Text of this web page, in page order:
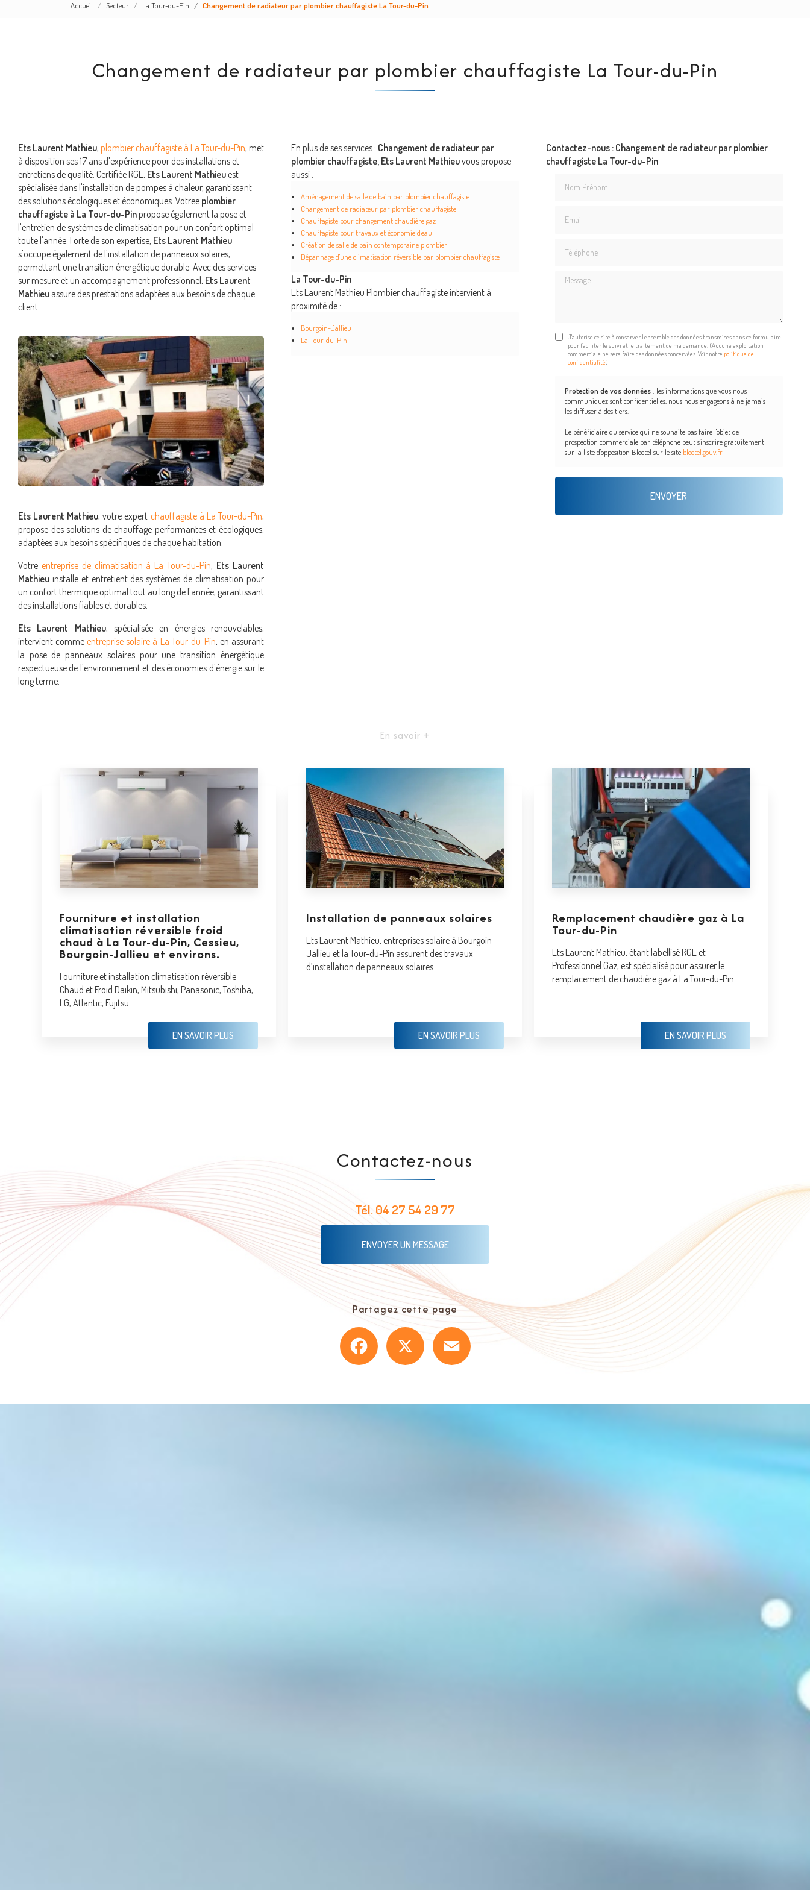
Accueil Secteur La Tour-du-Pin Changement de radiateur par plombier chauffagiste La Tour-du-Pin
Changement de radiateur par plombier chauffagiste La Tour-du-Pin
Ets Laurent Mathieu, plombier chauffagiste à La Tour-du-Pin, met
à disposition ses 17 ans d'expérience pour des installations et
entretiens de qualité. Certifiée RGE, Ets Laurent Mathieu est
spécialisée dans l'installation de pompes à chaleur, garantissant
des solutions écologiques et économiques. Votree plombier
chauffagiste à La Tour-du-Pin propose également la pose et
l'entretien de systèmes de climatisation pour un confort optimal
toute l'année. Forte de son expertise, Ets Laurent Mathieu
s'occupe également de l'installation de panneaux solaires,
permettant une transition énergétique durable. Avec des services
sur mesure et un accompagnement professionnel, Ets Laurent
Mathieu assure des prestations adaptées aux besoins de chaque
client.
Ets Laurent Mathieu, votre expert chauffagiste à La Tour-du-Pin,
propose des solutions de chauffage performantes et écologiques,
adaptées aux besoins spécifiques de chaque habitation.
Votre entreprise de climatisation à La Tour-du-Pin, Ets Laurent
Mathieu installe et entretient des systèmes de climatisation pour
un confort thermique optimal tout au long de l'année, garantissant
des installations fiables et durables.
Ets Laurent Mathieu, spécialisée en énergies renouvelables,
intervient commeentreprise solaire à La Tour-du-Pin, en assurant
la pose de panneaux solaires pour une transition énergétique
respectueuse de l'environnement et des économies d'énergie sur le
long terme.
En plus de ses services : Changement de radiateur par
plombier chauffagiste, Ets Laurent Mathieuvous propose
aussi :
Aménagement de salle de bain par plombier chauffagiste
Changement de radiateur par plombier chauffagiste
Chauffagiste pour changement chaudière gaz
Chauffagiste pour travaux et économie d'eau
Création de salle de bain contemporaine plombier
Dépannage d'une climatisation réversible par plombier chauffagiste
La Tour-du-Pin
Ets Laurent Mathieu Plombier chauffagiste intervient à
proximité de :
Bourgoin-Jallieu
La Tour-du-Pin
Contactez-nous : Changement de radiateur par plombier
chauffagiste La Tour-du-Pin
Message
J'autorise ce site à conserver l'ensemble des données transmises dans ce formulaire
pour faciliter le suivi et le traitement de ma demande. (Aucune exploitation
commerciale ne sera faite des données concervées. Voir notre politique de
confidentialité)
Protection de vos données: les informations que vous nous
communiquez sont confidentielles, nous nous engageons à ne jamais
les diffuser à des tiers.
Le bénéficiaire du service qui ne souhaite pas faire l'objet de
prospection commerciale par téléphone peut s'inscrire gratuitement
sur la liste d'opposition Bloctel sur le site bloctel.gouv.fr
En savoir +
Fourniture et installation
climatisation réversible froid
chaud à La Tour-du-Pin, Cessieu,
Bourgoin-Jallieu et environs.
Fourniture et installation climatisation réversible
Chaud et Froid Daikin, Mitsubishi, Panasonic, Toshiba,
LG, Atlantic, Fujitsu ......
EN SAVOIR PLUS
Installation de panneaux solaires
Ets Laurent Mathieu, entreprises solaire à Bourgoin-
Jallieu et la Tour-du-Pin assurent des travaux
d’installation de panneaux solaires....
EN SAVOIR PLUS
Remplacement chaudière gaz à La
Tour-du-Pin
Ets Laurent Mathieu, étant labellisé RGE et
Professionnel Gaz, est spécialisé pour assurer le
remplacement de chaudière gaz à La Tour-du-Pin....
EN SAVOIR PLUS
Contactez-nous
Tél. 04 27 54 29 77
ENVOYER UN MESSAGE
Partagez cette page
Facebook